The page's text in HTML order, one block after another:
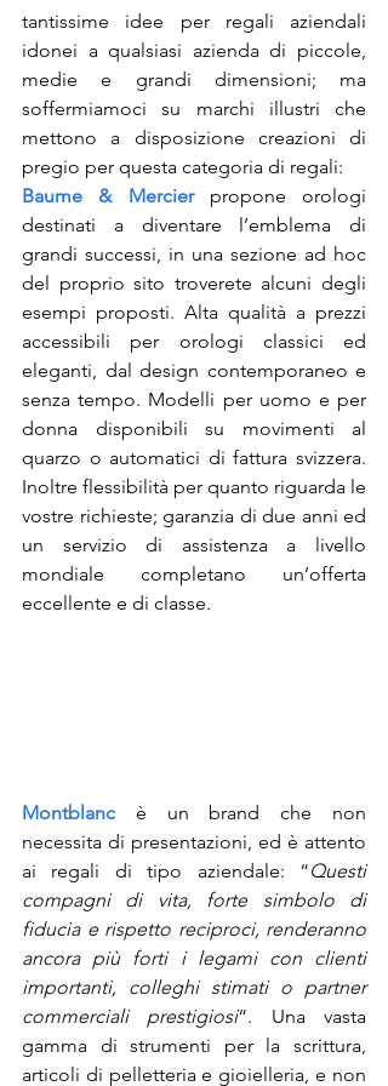
tantissime idee per regali aziendali
idonei a qualsiasi azienda di piccole,
medie e grandi dimensioni; ma
soffermiamoci su marchi illustri che
mettono a disposizione creazioni di
pregio per questa categoria di regali:
Baume & Mercier propone orologi
destinati a diventare l’emblema di
grandi successi, in una sezione ad hoc
del proprio sito troverete alcuni degli
esempi proposti. Alta qualità a prezzi
accessibili per orologi classici ed
eleganti, dal design contemporaneo e
senza tempo. Modelli per uomo e per
donna disponibili su movimenti al
quarzo o automatici di fattura svizzera.
Inoltre flessibilità per quanto riguarda le
vostre richieste; garanzia di due anni ed
un servizio di assistenza a livello
mondiale completano un’offerta
eccellente e di classe.
Montblanc è un brand che non
necessita di presentazioni, ed è attento
ai regali di tipo aziendale: “Questi
compagni di vita, forte simbolo di
fiducia e rispetto reciproci, renderanno
ancora più forti i legami con clienti
importanti, colleghi stimati o partner
commerciali prestigiosi“. Una vasta
gamma di strumenti per la scrittura,
articoli di pelletteria e gioielleria, e non